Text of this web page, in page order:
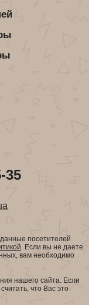
35
посетителей
. Если вы не даете
вам необходимо
нашего сайта. Если
что Вас это